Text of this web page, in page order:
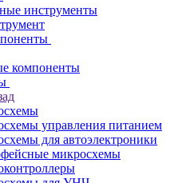
инструменты
компоненты
управления питанием
для автоэлектроники
микросхемы